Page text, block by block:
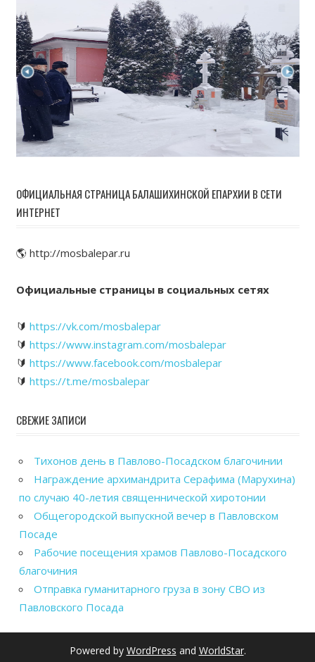
ОФИЦИАЛЬНАЯ СТРАНИЦА БАЛАШИХИНСКОЙ ЕПАРХИИ В СЕТИ
ИНТЕРНЕТ
🌎 http://mosbalepar.ru
Официальные страницы в социальных сетях
🔰 https://vk.com/mosbalepar
🔰 https://www.instagram.com/mosbalepar
🔰 https://www.facebook.com/mosbalepar
🔰 https://t.me/mosbalepar
СВЕЖИЕ ЗАПИСИ
Тихонов день в Павлово-Посадском благочинии
Награждение архимандрита Серафима (Марухина)
по случаю 40-летия священнической хиротонии
Общегородской выпускной вечер в Павловском
Посаде
Рабочие посещения храмов Павлово-Посадского
благочиния
Отправка гуманитарного груза в зону СВО из
Павловского Посада
Powered by WordPress and WorldStar.